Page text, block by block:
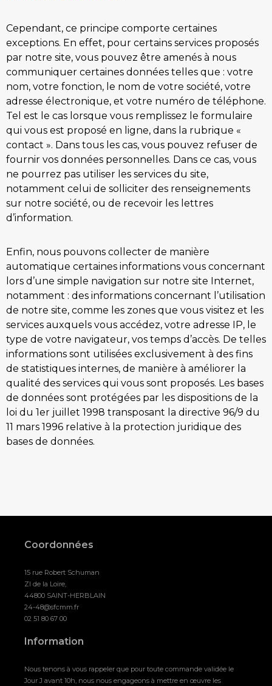
Cependant, ce principe comporte certaines
exceptions. En effet, pour certains services proposés
par notre site, vous pouvez être amenés à nous
communiquer certaines données telles que : votre
nom, votre fonction, le nom de votre société, votre
adresse électronique, et votre numéro de téléphone.
Tel est le cas lorsque vous remplissez le formulaire
qui vous est proposé en ligne, dans la rubrique «
contact ». Dans tous les cas, vous pouvez refuser de
fournir vos données personnelles. Dans ce cas, vous
ne pourrez pas utiliser les services du site,
notamment celui de solliciter des renseignements
sur notre société, ou de recevoir les lettres
d’information.
Enfin, nous pouvons collecter de manière
automatique certaines informations vous concernant
lors d’une simple navigation sur notre site Internet,
notamment : des informations concernant l’utilisation
de notre site, comme les zones que vous visitez et les
services auxquels vous accédez, votre adresse IP, le
type de votre navigateur, vos temps d’accès. De telles
informations sont utilisées exclusivement à des fins
de statistiques internes, de manière à améliorer la
qualité des services qui vous sont proposés. Les bases
de données sont protégées par les dispositions de la
loi du 1er juillet 1998 transposant la directive 96/9 du
11 mars 1996 relative à la protection juridique des
bases de données.
Coordonnées
15 rue Robert Schuman
ZI de la Loire,
44800 SAINT-HERBLAIN
24-48@sfcmm.fr
02 51 80 67 00
Information
Nous tenons à vous rappeler que pour toute commande validée le
Jour J avant 10h, nous nous engageons à mettre en œuvre les